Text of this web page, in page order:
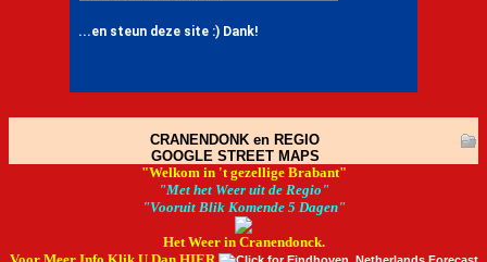
CRANENDONK en REGIO
GOOGLE STREET MAPS
"Welkom in 't gezellige Brabant"
"Met het Weer uit de Regio"
"Vooruit Blik Komende 5 Dagen"
Het Weer in Cranendonck.
Voor Meer Info Klik U Dan HIER